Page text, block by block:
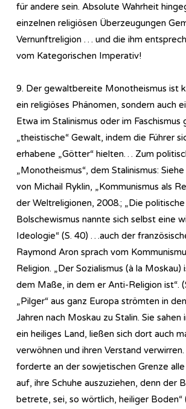
für andere sein. Absolute Wahrheit
einzelnen religiösen Überzeugungen
Vernunftreligion … und die ihm
vom Kategorischen Imperativ!
9. Der gewaltbereite Monotheismus ist
ein religiöses Phänomen, sondern auch
Etwa im Stalinismus oder im Faschismus
„theistische“ Gewalt, indem die Führer
erhabene „Götter“ hielten… Zum
„Monotheismus“, dem Stalinismus:
von Michail Ryklin, „Kommunismus als
der Weltreligionen, 2008.; „Die
Bolschewismus nannte sich selbst eine
Ideologie“ (S. 40) …auch der
Raymond Aron sprach vom
Religion. „Der Sozialismus (à la Moskau)
dem Maße, in dem er Anti-Religion ist“.
„Pilger“ aus ganz Europa strömten in
Jahren nach Moskau zu Stalin. Sie sahen
ein heiliges Land, ließen sich dort auch
verwöhnen und ihren Verstand verwirren.
forderte an der sowjetischen Grenze
auf, ihre Schuhe auszuziehen, denn der
betrete, sei, so wörtlich, heiliger Boden“